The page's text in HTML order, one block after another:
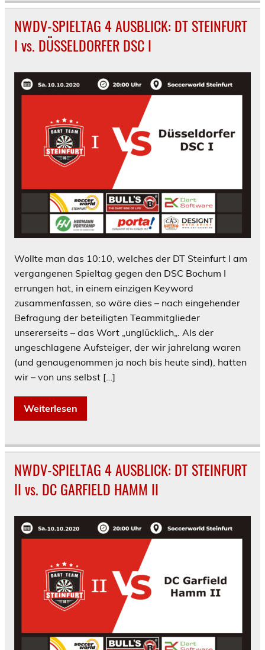
NWDV-SPIELTAG 4 AUSBLICK: DT STEINFURT
I vs. DÜSSELDORFER DSC I
Wollte man das 10:10, welches der DT Steinfurt I am
vergangenen Spieltag gegen den DSC Bochum I
errungen hat, in einem einzigen Keyword
zusammenfassen, so wäre dies – nach eingehender
Befragung der beteiligten Teammitglieder
unsererseits – das Wort „unglücklich„. Als der
ungeschlagene Aufsteiger, der wir jahrelang waren
(und genaugenommen ja noch bis heute sind), hatten
wir – von uns selbst […]
Weiterlesen
NWDV-SPIELTAG 4 AUSBLICK: DT STEINFURT
II vs. DC GARFIELD HAMM II